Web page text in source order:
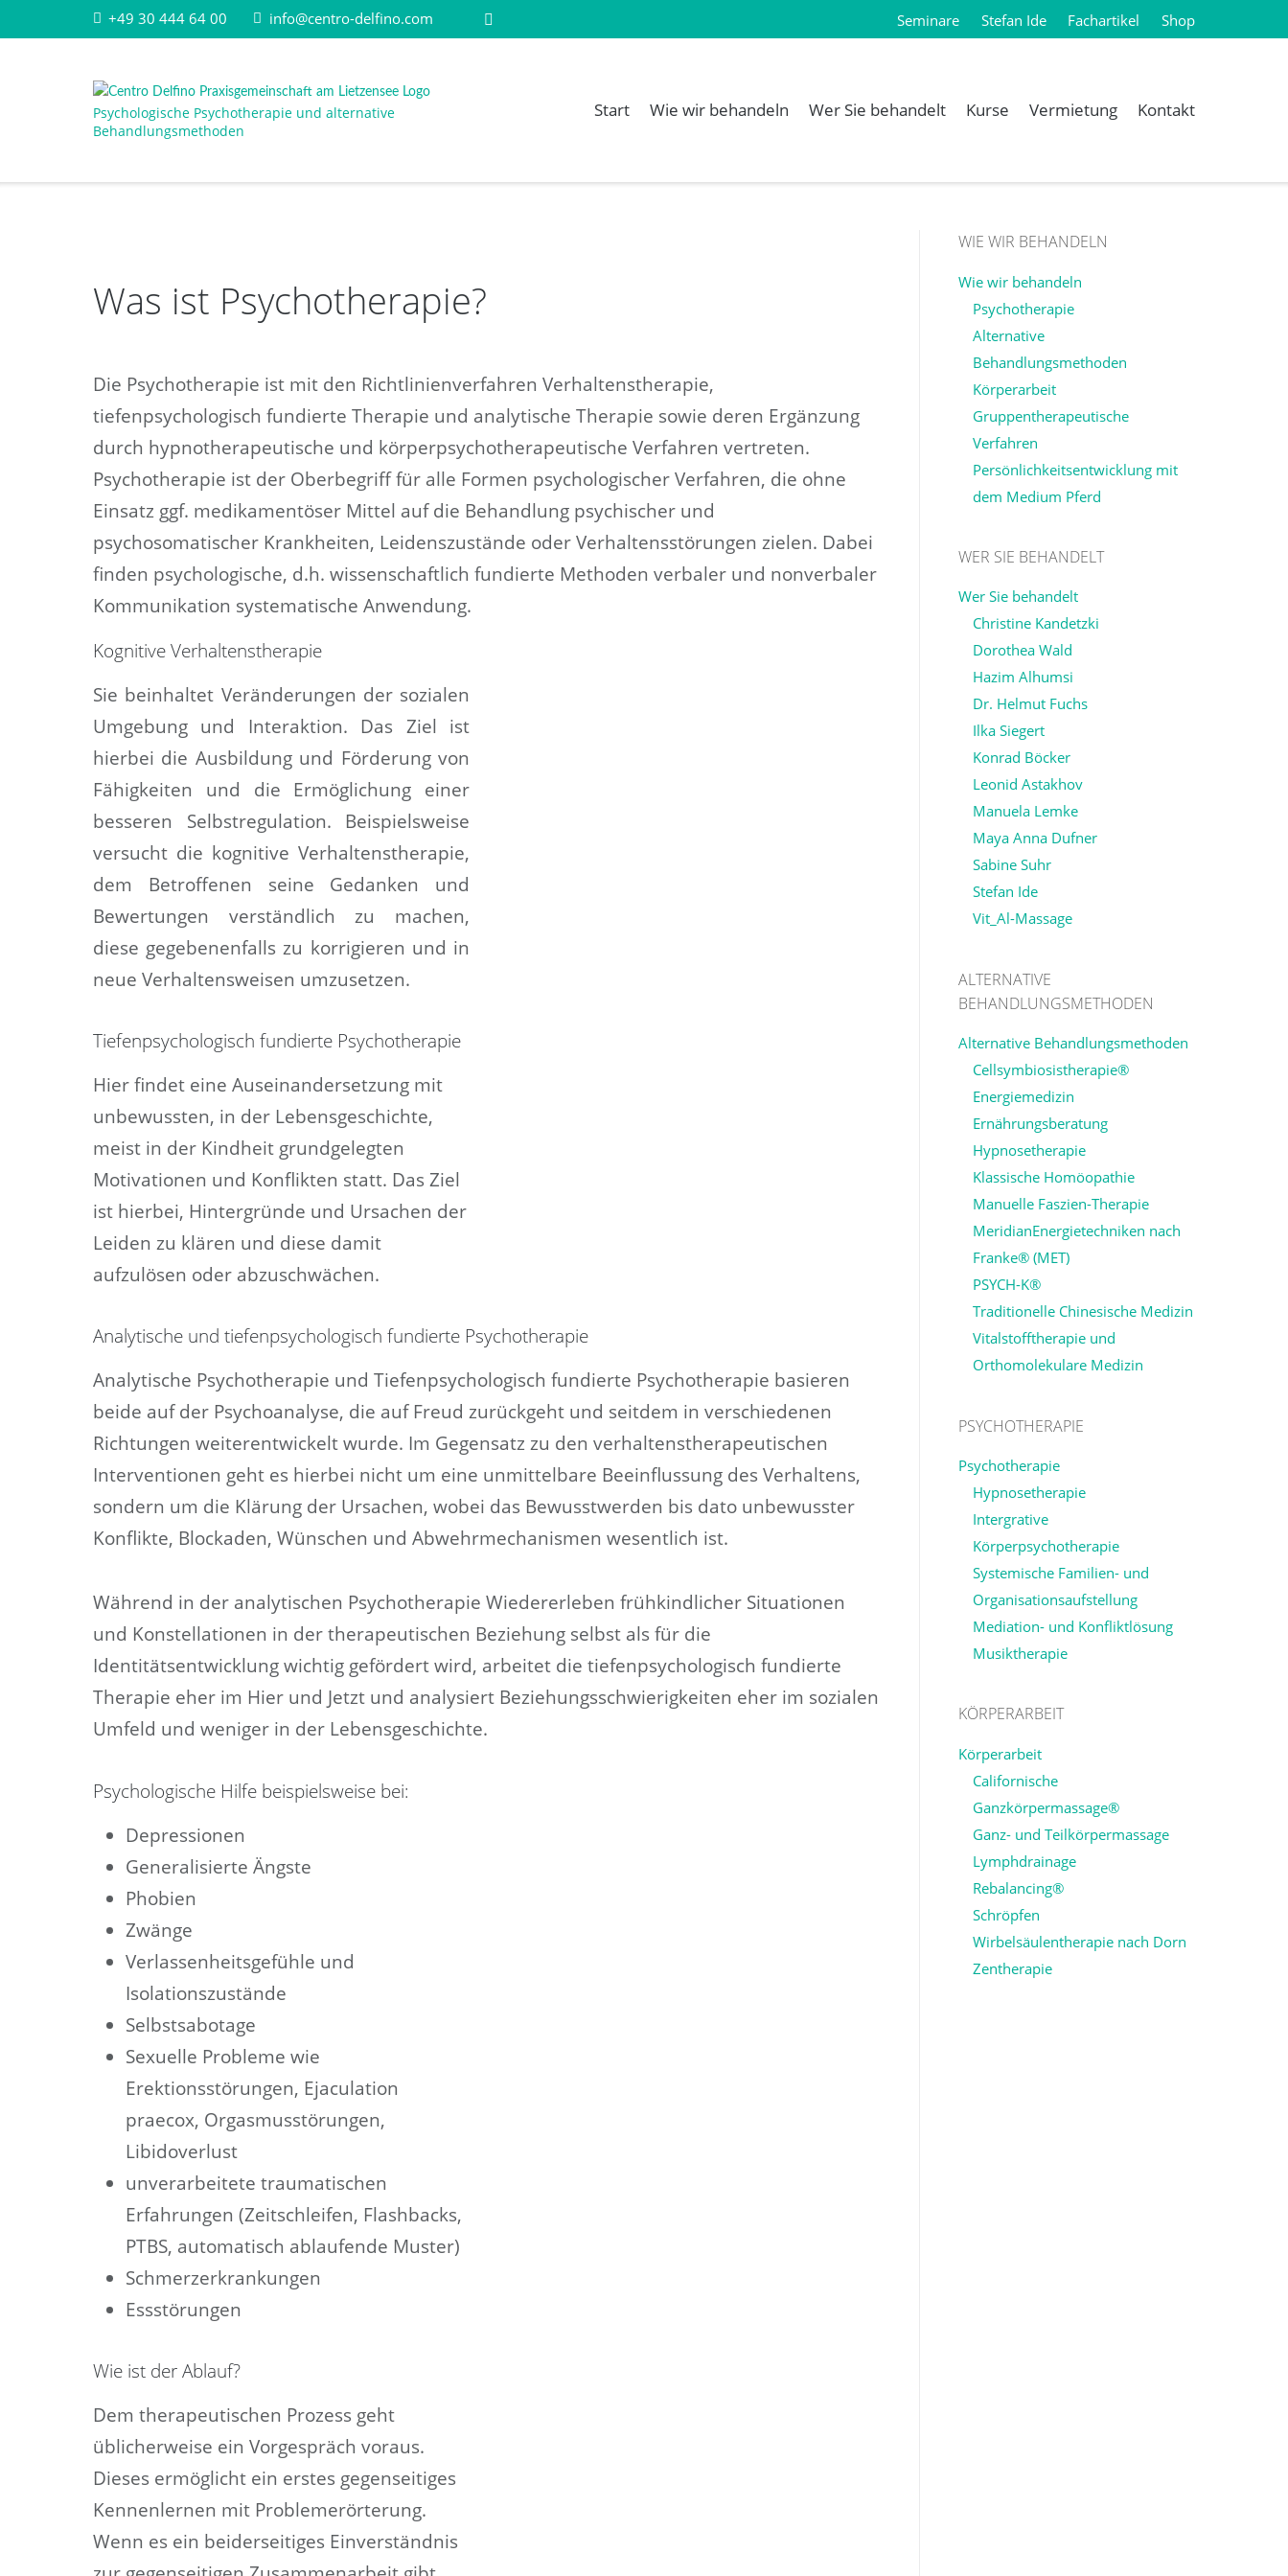
+49 30 444 64 00 info@centro-delfino.com Seminare Stefan Ide Fachartikel Shop
Psychologische Psychotherapie und alternative
Behandlungsmethoden
Start Wie wir behandeln Wer Sie behandelt Kurse Vermietung Kontakt
Was ist Psychotherapie?
Die Psychotherapie ist mit den Richtlinienverfahren Verhaltenstherapie,
tiefenpsychologisch fundierte Therapie und analytische Therapie sowie deren Ergänzung
durch hypno­­therapeutische und körper­­­psycho­therapeutische Verfahren vertreten.
Psychotherapie ist der Oberbegriff für alle Formen psychologischer Verfahren, die ohne
Einsatz ggf. medikamentöser Mittel auf die Behandlung psychischer und
psychosomatischer Krankheiten, Leidenszustände oder Verhaltensstörungen zielen. Dabei
finden psychologische, d.h. wissenschaftlich fundierte Methoden verbaler und nonverbaler
Kommunikation systematische Anwendung.
Kognitive Verhaltenstherapie
Sie beinhaltet Veränderungen der sozialen
Umgebung und Interaktion. Das Ziel ist
hierbei die Ausbildung und Förderung von
Fähigkeiten und die Ermöglichung einer
besseren Selbstregulation. Beispielsweise
versucht die kognitive Verhaltenstherapie,
dem Betroffenen seine Gedanken und
Bewertungen verständlich zu machen,
diese gegebenenfalls zu korrigieren und in
neue Verhaltensweisen umzusetzen.
Tiefenpsychologisch fundierte Psychotherapie
Hier findet eine Auseinandersetzung mit
unbewussten, in der Lebensgeschichte,
meist in der Kindheit grundgelegten
Motivationen und Konflikten statt. Das Ziel
ist hierbei, Hintergründe und Ursachen der
Leiden zu klären und diese damit
aufzulösen oder abzuschwächen.
Analytische und tiefenpsychologisch fundierte Psychotherapie
Analytische Psychotherapie und Tiefenpsychologisch fundierte Psychotherapie basieren
beide auf der Psychoanalyse, die auf Freud zurückgeht und seitdem in verschiedenen
Richtungen weiterentwickelt wurde. Im Gegensatz zu den verhaltenstherapeutischen
Interventionen geht es hierbei nicht um eine unmittelbare Beeinflussung des Verhaltens,
sondern um die Klärung der Ursachen, wobei das Bewusstwerden bis dato unbewusster
Konflikte, Blockaden, Wünschen und Abwehrmechanismen wesentlich ist.
Während in der analytischen Psychotherapie Wiedererleben frühkindlicher Situationen
und Konstellationen in der therapeutischen Beziehung selbst als für die
Identitätsentwicklung wichtig gefördert wird, arbeitet die tiefenpsychologisch fundierte
Therapie eher im Hier und Jetzt und analysiert Beziehungsschwierigkeiten eher im sozialen
Umfeld und weniger in der Lebensgeschichte.
Psychologische Hilfe beispielsweise bei:
Depressionen
Generalisierte Ängste
Phobien
Zwänge
Verlassenheitsgefühle und
Isolationszustände
Selbstsabotage
Sexuelle Probleme wie
Erektionsstörungen, Ejaculation
praecox, Orgasmusstörungen,
Libidoverlust
unverarbeitete traumatischen
Erfahrungen (Zeitschleifen, Flashbacks,
PTBS, automatisch ablaufende Muster)
Schmerzerkrankungen
Essstörungen
Wie ist der Ablauf?
Dem therapeutischen Prozess geht
üblicherweise ein Vorgespräch voraus.
Dieses ermöglicht ein erstes gegenseitiges
Kennenlernen mit Problemerörterung.
Wenn es ein beiderseitiges Einverständnis
WIE WIR BEHANDELN
Wie wir behandeln
Psychotherapie
Alternative
Behandlungsmethoden
Körperarbeit
Gruppentherapeutische
Verfahren
Persönlichkeitsentwicklung mit
dem Medium Pferd
WER SIE BEHANDELT
Wer Sie behandelt
Christine Kandetzki
Dorothea Wald
Hazim Alhumsi
Dr. Helmut Fuchs
Ilka Siegert
Konrad Böcker
Leonid Astakhov
Manuela Lemke
Maya Anna Dufner
Sabine Suhr
Stefan Ide
Vit_Al-Massage
ALTERNATIVE
BEHANDLUNGSMETHODEN
Alternative Behandlungsmethoden
Cellsymbiosistherapie®
Energiemedizin
Ernährungsberatung
Hypnosetherapie
Klassische Homöopathie
Manuelle Faszien-Therapie
MeridianEnergietechniken nach
Franke® (MET)
PSYCH-K®
Traditionelle Chinesische Medizin
Vitalstofftherapie und
Orthomolekulare Medizin
PSYCHOTHERAPIE
Psychotherapie
Hypnosetherapie
Intergrative
Körperpsychotherapie
Systemische Familien- und
Organisationsaufstellung
Mediation- und Konfliktlösung
Musiktherapie
KÖRPERARBEIT
Körperarbeit
Californische
Ganzkörpermassage®
Ganz- und Teilkörpermassage
Lymphdrainage
Rebalancing®
Schröpfen
Wirbelsäulentherapie nach Dorn
Zentherapie